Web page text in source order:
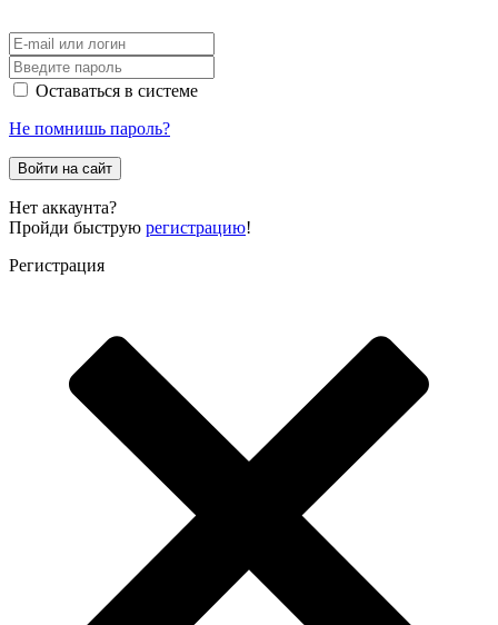
Оставаться в системе
Не помнишь пароль?
Войти на сайт
Нет аккаунта?
Пройди быструю регистрацию!
Регистрация